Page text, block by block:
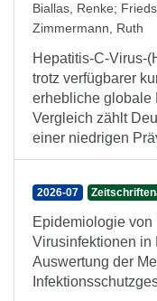
Biallas, Renke;
Zimmermann, Ruth
Hepatitis-C-Virus-
trotz verfügbarer
erhebliche globale
Vergleich zählt
einer niedrigen
2026-07
Epidemiologie
Virusinfektionen in
Auswertung der